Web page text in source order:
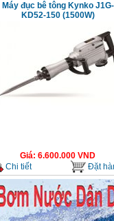
Máy đục bê tông Kynko J1G-
KD52-150 (1500W)
Giá: 6.600.000 VND
Chi tiết
Đặt